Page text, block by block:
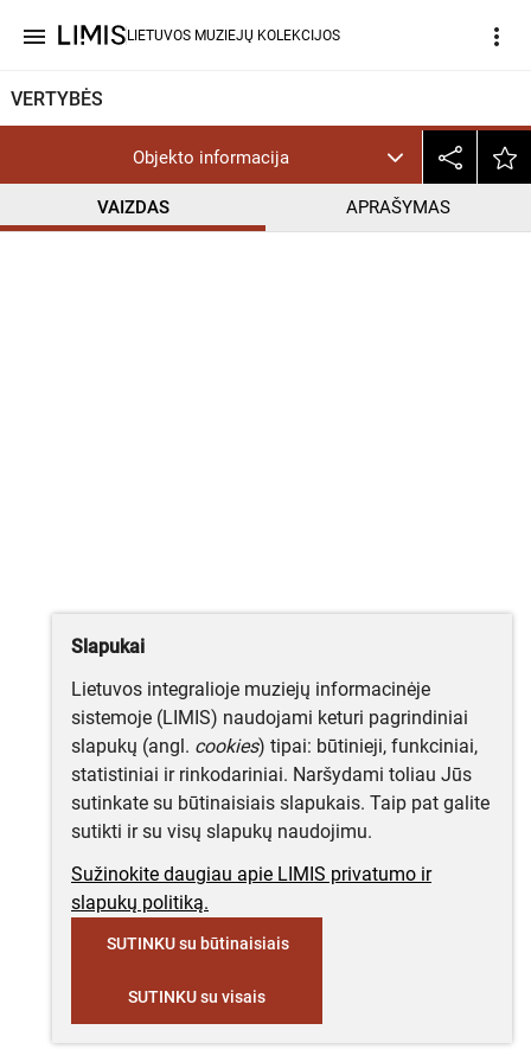
menu LIETUVOS MUZIEJŲ KOLEKCIJOS more_vert
VERTYBĖS
Objekto informacija
VAIZDAS APRAŠYMAS
Slapukai
Lietuvos integralioje muziejų informacinėje
sistemoje (LIMIS) naudojami keturi pagrindiniai
slapukų (angl. cookies) tipai: būtinieji, funkciniai,
statistiniai ir rinkodariniai. Naršydami toliau Jūs
sutinkate su būtinaisiais slapukais. Taip pat galite
sutikti ir su visų slapukų naudojimu.
Sužinokite daugiau apie LIMIS privatumo ir
slapukų politiką.
SUTINKU su būtinaisiais
SUTINKU su visais